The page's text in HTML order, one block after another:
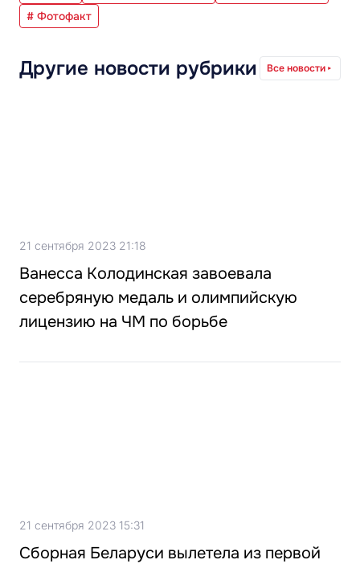
# Фотофакт
Другие новости рубрики Все новости
21 сентября 2023 21:18
Ванесса Колодинская завоевала
серебряную медаль и олимпийскую
лицензию на ЧМ по борьбе
21 сентября 2023 15:31
Сборная Беларуси вылетела из первой